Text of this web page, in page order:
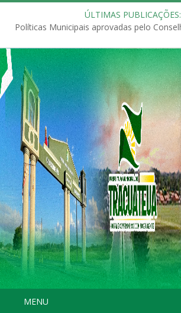
ÚLTIMAS PUBLICAÇÕES:
MENU